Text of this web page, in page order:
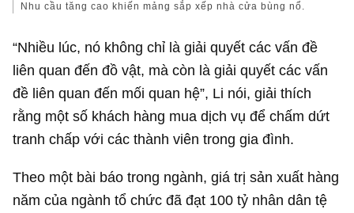
Nhu cầu tăng cao khiến mảng sắp xếp nhà cửa bùng nổ.
“Nhiều lúc, nó không chỉ là giải quyết các vấn đề
liên quan đến đồ vật, mà còn là giải quyết các vấn
đề liên quan đến mối quan hệ”, Li nói, giải thích
rằng một số khách hàng mua dịch vụ để chấm dứt
tranh chấp với các thành viên trong gia đình.
Theo một bài báo trong ngành, giá trị sản xuất hàng
năm của ngành tổ chức đã đạt 100 tỷ nhân dân tệ